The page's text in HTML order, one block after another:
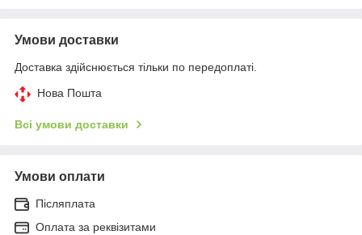
Умови доставки
Доставка здійснюється тільки по передоплаті.
Нова Пошта
Всі умови доставки
Умови оплати
Післяплата
Оплата за реквізитами